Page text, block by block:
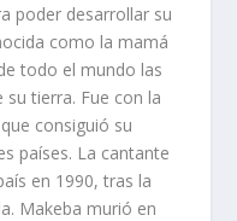
poder desarrollar su
como la mamá
todo el mundo las
tierra. Fue con la
consiguió su
países. La cantante
en 1990, tras la
Makeba murió en